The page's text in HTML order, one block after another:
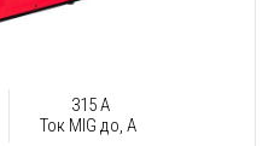
315 А
Ток MIG до, А